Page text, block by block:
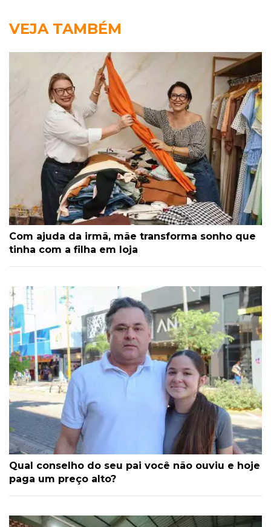
VEJA TAMBÉM
Com ajuda da irmã, mãe transforma sonho que
tinha com a filha em loja
Qual conselho do seu pai você não ouviu e hoje
paga um preço alto?